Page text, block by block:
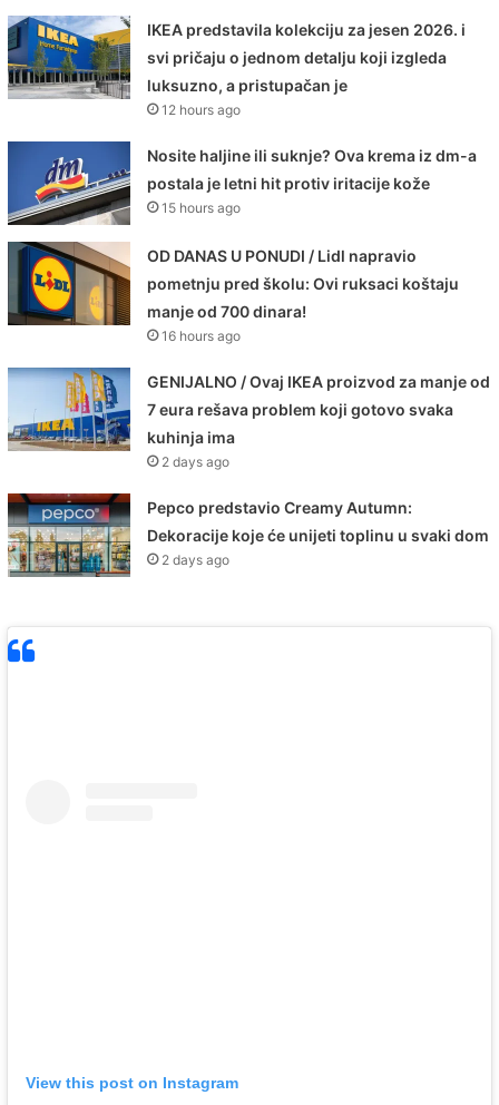
IKEA predstavila kolekciju za jesen 2026. i
svi pričaju o jednom detalju koji izgleda
luksuzno, a pristupačan je
12 hours ago
Nosite haljine ili suknje? Ova krema iz dm-a
postala je letni hit protiv iritacije kože
15 hours ago
OD DANAS U PONUDI / Lidl napravio
pometnju pred školu: Ovi ruksaci koštaju
manje od 700 dinara!
16 hours ago
GENIJALNO / Ovaj IKEA proizvod za manje od
7 eura rešava problem koji gotovo svaka
kuhinja ima
2 days ago
Pepco predstavio Creamy Autumn:
Dekoracije koje će unijeti toplinu u svaki dom
2 days ago
View this post on Instagram